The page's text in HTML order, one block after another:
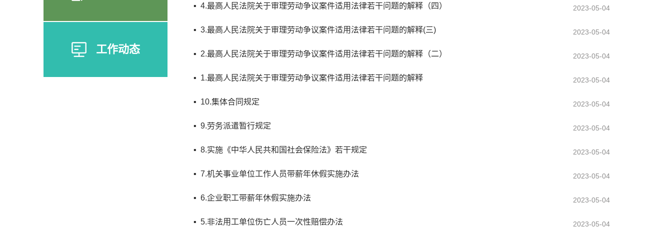
工作动态
▪ 4.最高人民法院关于审理劳动争议案件适用法律若干问题的解释（四） 2023-05-04
▪ 3.最高人民法院关于审理劳动争议案件适用法律若干问题的解释(三) 2023-05-04
▪ 2.最高人民法院关于审理劳动争议案件适用法律若干问题的解释（二） 2023-05-04
▪ 1.最高人民法院关于审理劳动争议案件适用法律若干问题的解释 2023-05-04
▪ 10.集体合同规定 2023-05-04
▪ 9.劳务派遣暂行规定 2023-05-04
▪ 8.实施《中华人民共和国社会保险法》若干规定 2023-05-04
▪ 7.机关事业单位工作人员带薪年休假实施办法 2023-05-04
▪ 6.企业职工带薪年休假实施办法 2023-05-04
▪ 5.非法用工单位伤亡人员一次性赔偿办法 2023-05-04